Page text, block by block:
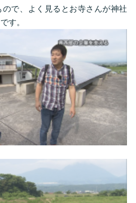
で、よく見るとお寺さんが神社
す。